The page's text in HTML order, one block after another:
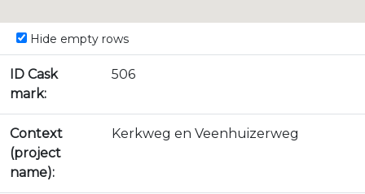
Hide empty rows
ID Cask
mark:
506
Context
(project
name):
Kerkweg en Veenhuizerweg